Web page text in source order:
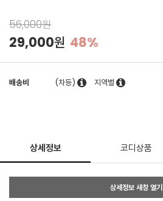
56,000원
29,000원 48%
배송비 (차등) 지역별
상세정보 코디상품
상세정보 새창 열기